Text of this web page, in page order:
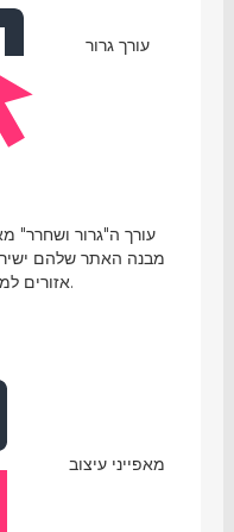
עורך גרור
עורך ה"גרור ושחרר"
מבנה האתר שלהם
אזורים למיקום החלקים השונים.
מאפייני עיצוב